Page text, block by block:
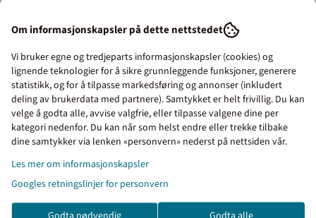
Leilighetsnummer består av en bokstav og fire tall. Bokstaven
forteller om hvor leiligheten ligger. U = Underetasje, K =
kjelleretasje, H = Hovedetasje og L = Loftsetasje.
Noen boligsameier og borettslag velger i tillegg å bruke et eget
leilighetsnummer i tillegg til bruksenhetsnummeret. Dette
skiltet kan også brukes for oppmerking av parkeringsplasser
og boder.
Skiltet leveres med dobbelsidig tape for enkel montering.
Skiltet monteres mellom 180 og 150 cm over gulvet direkte på
dørblad eventuelt på veggen ved siden av.
Priser inkl. eller ekskl.
mva
I denne butikken kan du
velge om du vil se prisene
Om informasjonskapsler på dette nettstedet
Vi bruker egne og tredjeparts informasjonskapsler (cookies) og
lignende teknologier for å sikre grunnleggende funksjoner, generere
statistikk, og for å tilpasse markedsføring og annonser (inkludert
deling av brukerdata med partnere). Samtykket er helt frivillig. Du kan
velge å godta alle, avvise valgfrie, eller tilpasse valgene dine per
kategori nedenfor. Du kan når som helst endre eller trekke tilbake
dine samtykker via lenken «personvern» nederst på nettsiden vår.
Les mer om informasjonskapsler
Googles retningslinjer for personvern
Godta nødvendig Godta alle